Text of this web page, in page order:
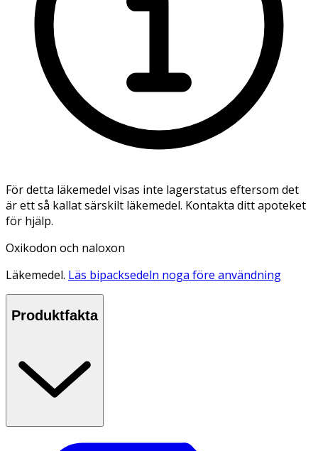
För detta läkemedel visas inte lagerstatus eftersom det
är ett så kallat särskilt läkemedel. Kontakta ditt apoteket
för hjälp.
Oxikodon och naloxon
Läkemedel. Läs bipacksedeln noga före användning
Produktfakta